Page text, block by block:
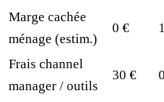
Marge cachée
ménage (estim.)
0 €
Frais channel
manager / outils
30 €